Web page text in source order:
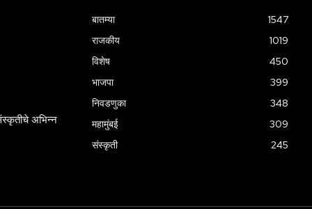
अभिन्न
बातम्या
1547
राजकीय
1019
विशेष
450
भाजपा
399
निवडणुका
348
महामुंबई
309
संस्कृती
245